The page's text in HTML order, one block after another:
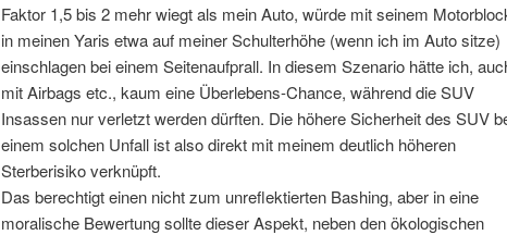
Faktor 1,5 bis 2 mehr wiegt als mein Auto, würde mit seinem
in meinen Yaris etwa auf meiner Schulterhöhe (wenn ich im Auto sitze)
einschlagen bei einem Seitenaufprall. In diesem Szenario hätte ich,
mit Airbags etc., kaum eine Überlebens-Chance, während die SUV
Insassen nur verletzt werden dürften. Die höhere Sicherheit des SUV
einem solchen Unfall ist also direkt mit meinem deutlich höheren
Sterberisiko verknüpft.
Das berechtigt einen nicht zum unreflektierten Bashing, aber in eine
moralische Bewertung sollte dieser Aspekt, neben den ökologischen